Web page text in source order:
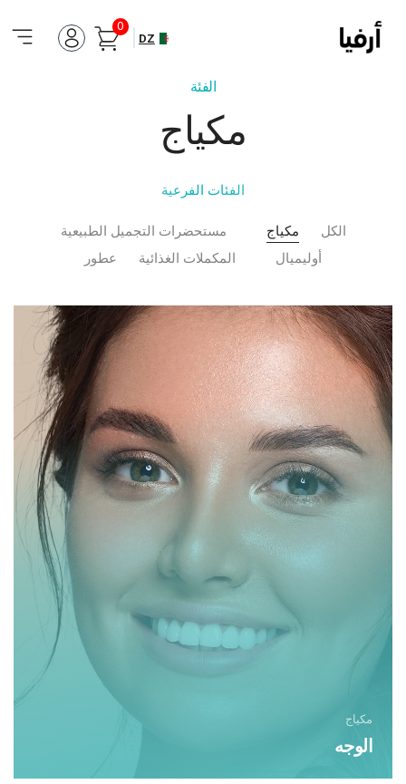
DZ
0
الفئة
مكياج
الفئات الفرعية
الكل مكياج
مستحضرات التجميل الطبيعية
أوليميال
المكملات الغذائية عطور
مكياج
الوجه